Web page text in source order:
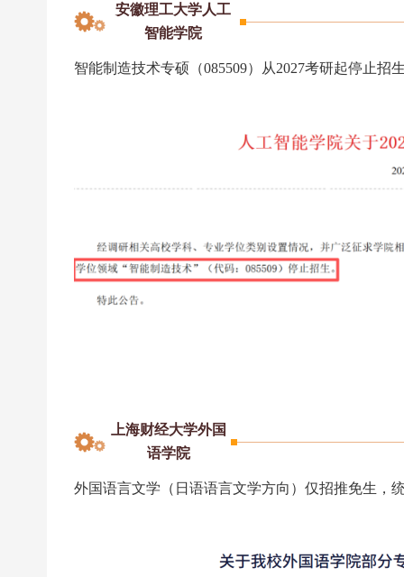
安徽理工大学人工
智能学院
智能制造技术专硕（085509）从2027考研起停止招
上海财经大学外国
语学院
外国语言文学（日语语言文学方向）仅招推免生，